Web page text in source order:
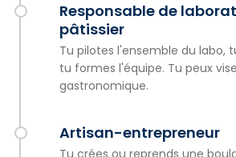
Responsable de
pâtissier
Tu pilotes l'ensemble du labo,
tu formes l'équipe. Tu peux
gastronomique.
Artisan-entrepreneur
Tu crées ou reprends une